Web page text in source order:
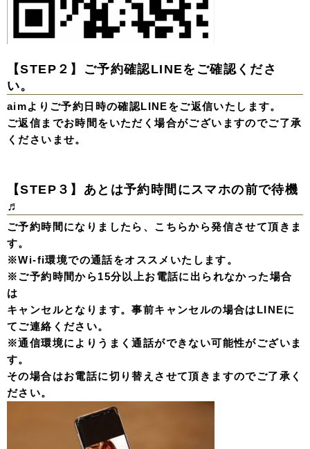
【STEP２】
ご予約確認LINEをご確認くださ
い。
aimよりご予約日時の確認LINEをご返信いたします。
ご返信までお時間をいただく場合がございますのでご了承
くださいませ。
【STEP３】 あとは予約時間にスマホの前で待機
♬
ご予約時間になりましたら、こちらから発信させて頂きま
す。
※Wi-fi環境での通話をオススメいたします。
※ご予約時間から15分以上お電話に出られなかった場合
は
キャンセルとなります。事前キャンセルの場合はLINEに
てご連絡ください。
※通信環境によりうまく通話ができない可能性がございま
す。
その場合はお電話に切り替えさせて頂きますのでご了承く
ださい。